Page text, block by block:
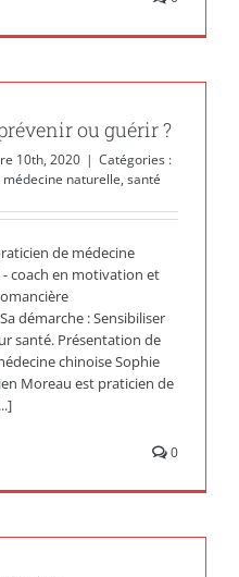
ou guérir ?
10th, 2020 | Catégories :
médecine naturelle, santé
de médecine
coach en motivation et
démarche : Sensibiliser
santé. Présentation de
chinoise Sophie
Moreau est praticien de
0